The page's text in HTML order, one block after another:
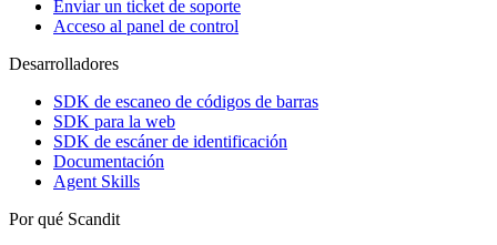
Enviar un ticket de soporte
Acceso al panel de control
Desarrolladores
SDK de escaneo de códigos de barras
SDK para la web
SDK de escáner de identificación
Documentación
Agent Skills
Por qué Scandit